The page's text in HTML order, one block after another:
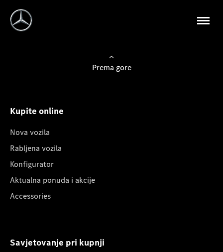
Prema gore
Kupite online
Nova vozila
Rabljena vozila
Konfigurator
Aktualna ponuda i akcije
Accessories
Savjetovanje pri kupnji